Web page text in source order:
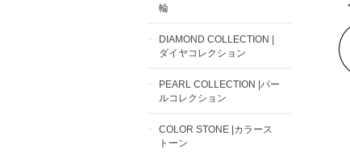
輪
DIAMOND COLLECTION |
ダイヤコレクション
PEARL COLLECTION |パー
ルコレクション
COLOR STONE |カラース
トーン